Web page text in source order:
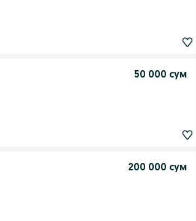
50 000 сум
200 000 сум